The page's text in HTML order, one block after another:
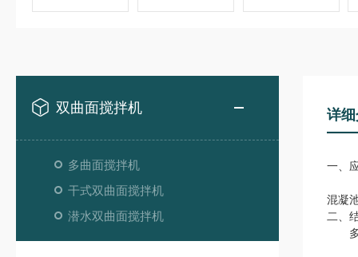
双曲面搅拌机
多曲面搅拌机
干式双曲面搅拌机
潜水双曲面搅拌机
详
一、
混凝
二、
多